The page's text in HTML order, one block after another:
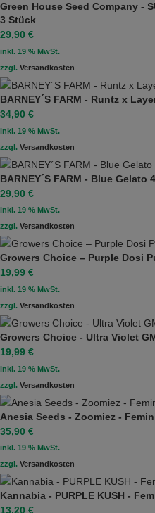
Green House Seed Company -
3 Stück
29,90 €
inkl. 19 % MwSt.
zzgl. Versandkosten
BARNEY´S FARM - Runtz x
34,90 €
inkl. 19 % MwSt.
zzgl. Versandkosten
BARNEY´S FARM - Blue
29,90 €
inkl. 19 % MwSt.
zzgl. Versandkosten
Growers Choice – Purple Dosi
19,99 €
inkl. 19 % MwSt.
zzgl. Versandkosten
Growers Choice - Ultra Violet
19,99 €
inkl. 19 % MwSt.
zzgl. Versandkosten
Anesia Seeds - Zoomiez -
35,90 €
inkl. 19 % MwSt.
zzgl. Versandkosten
Kannabia - PURPLE KUSH -
13,20 €